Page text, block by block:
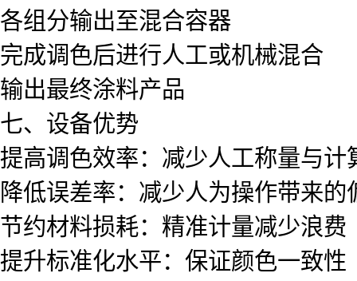
各组分输出至混合容器
完成调色后进行人工或机械混合
输出最终涂料产品
七、设备优势
提高调色效率：减少人工称量与计
降低误差率：减少人为操作带来的
节约材料损耗：精准计量减少浪费
提升标准化水平：保证颜色一致性